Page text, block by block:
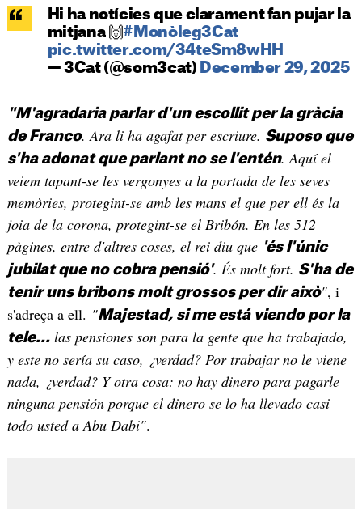
Hi ha notícies que clarament fan pujar la
mitjana 🙌#Monòleg3Cat
pic.twitter.com/34teSm8wHH
— 3Cat (@som3cat) December 29, 2025
"M'agradaria parlar d'un escollit per la gràcia
de Franco. Ara li ha agafat per escriure. Suposo que
s'ha adonat que parlant no se l'entén. Aquí el
veiem tapant-se les vergonyes a la portada de les seves
memòries, protegint-se amb les mans el que per ell és la
joia de la corona, protegint-se el Bribón. En les 512
pàgines, entre d'altres coses, el rei diu que 'és l'únic
jubilat que no cobra pensió'. És molt fort. S'ha de
tenir uns bribons molt grossos per dir això", i
s'adreça a ell. "Majestad, si me está viendo por la
tele...las pensiones son para la gente que ha trabajado,
y este no sería su caso, ¿verdad? Por trabajar no le viene
nada, ¿verdad? Y otra cosa: no hay dinero para pagarle
ninguna pensión porque el dinero se lo ha llevado casi
todo usted a Abu Dabi".